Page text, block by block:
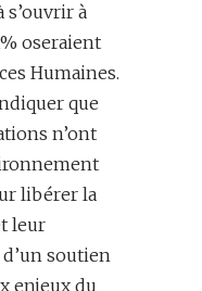
s’ouvrir à
oseraient
Humaines.
que
n’ont
libérer la
leur
soutien
enjeux du